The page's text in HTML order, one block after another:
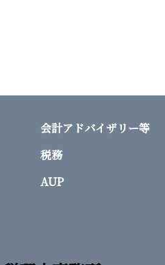
会計アドバイザリー等
税務
AUP